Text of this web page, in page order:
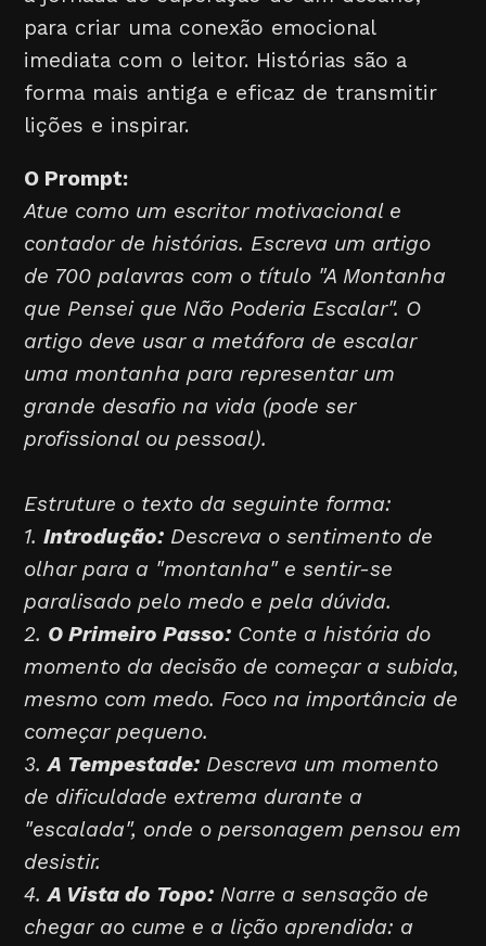
para criar uma conexão emocional
imediata com o leitor. Histórias são a
forma mais antiga e eficaz de transmitir
lições e inspirar.
O Prompt:
Atue como um escritor motivacional e
contador de histórias. Escreva um artigo
de 700 palavras com o título "A Montanha
que Pensei que Não Poderia Escalar". O
artigo deve usar a metáfora de escalar
uma montanha para representar um
grande desafio na vida (pode ser
profissional ou pessoal).
Estruture o texto da seguinte forma:
1.Introdução: Descreva o sentimento de
olhar para a "montanha" e sentir-se
paralisado pelo medo e pela dúvida.
2. O Primeiro Passo: Conte a história do
momento da decisão de começar a subida,
mesmo com medo. Foco na importância de
começar pequeno.
3.A Tempestade: Descreva um momento
de dificuldade extrema durante a
"escalada", onde o personagem pensou em
desistir.
4.A Vista do Topo: Narre a sensação de
chegar ao cume e a lição aprendida: a